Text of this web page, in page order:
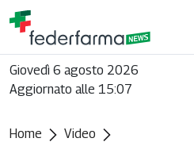
Giovedì 6 agosto 2026
Aggiornato alle 15:07
Home
Video